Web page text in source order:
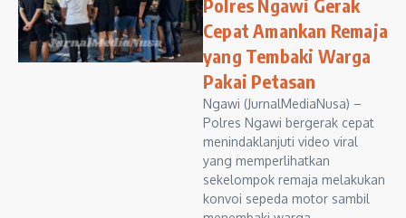
Polres Ngawi Gerak
Cepat Amankan Remaja
yang Tembaki Warga
Pakai Petasan
Ngawi (JurnalMediaNusa) –
Polres Ngawi bergerak cepat
menindaklanjuti video viral
yang memperlihatkan
sekelompok remaja melakukan
konvoi sepeda motor sambil